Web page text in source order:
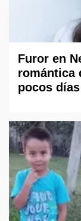
Furor en
romántica
pocos días